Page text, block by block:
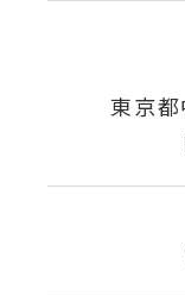
東京